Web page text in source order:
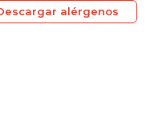
alérgenos